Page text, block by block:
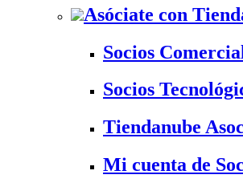
Asóciate con
Socios
Socios
Tiendanube
Mi cuenta de